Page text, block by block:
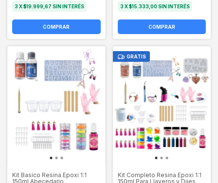
3X$19.999,67 SIN INTERÉS 3 X$15.333,00 SIN INTERÉS
Kit Basico Resina Epoxi 1:1
150ml Abecedario
GRATIS
Kit Completo Resina Epoxi 1:1
150ml Para Llaveros y Dijes